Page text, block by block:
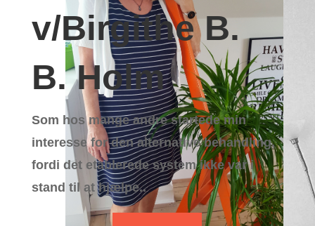
v/Birgithe B.
B. Holm
Som hos mange andre startede min
interesse for den alternative behandling,
fordi det etablerede system ikke var i
stand til at hjælpe..